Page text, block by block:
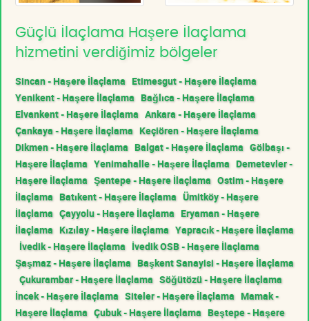
Güçlü İlaçlama Haşere İlaçlama
hizmetini verdiğimiz bölgeler
Sincan - Haşere İlaçlama Etimesgut - Haşere İlaçlama
Yenikent - Haşere İlaçlama Bağlıca - Haşere İlaçlama
Elvankent - Haşere İlaçlama Ankara - Haşere İlaçlama
Çankaya - Haşere İlaçlama Keçiören - Haşere İlaçlama
Dikmen - Haşere İlaçlama Balgat - Haşere İlaçlama Gölbaşı -
Haşere İlaçlama Yenimahalle - Haşere İlaçlama Demetevler -
Haşere İlaçlama Şentepe - Haşere İlaçlama Ostim - Haşere
İlaçlama Batıkent - Haşere İlaçlama Ümitköy - Haşere
İlaçlama Çayyolu - Haşere İlaçlama Eryaman - Haşere
İlaçlama Kızılay - Haşere İlaçlama Yapracık - Haşere İlaçlama
İvedik - Haşere İlaçlama İvedik OSB - Haşere İlaçlama
Şaşmaz - Haşere İlaçlama Başkent Sanayisi - Haşere İlaçlama
Çukurambar - Haşere İlaçlama Söğütözü - Haşere İlaçlama
İncek - Haşere İlaçlama Siteler - Haşere İlaçlama Mamak -
Haşere İlaçlama Çubuk - Haşere İlaçlama Beştepe - Haşere